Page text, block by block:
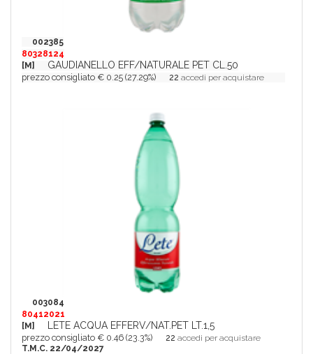
002385
80328124
[M]
GAUDIANELLO EFF/NATURALE PET CL.50
prezzo consigliato € 0.25 (27.29%) 22 accedi per acquistare
003084
80412021
[M]
LETE ACQUA EFFERV/NAT.PET LT.1,5
prezzo consigliato € 0.46 (23.3%) 22 accedi per acquistare
T.M.C. 22/04/2027